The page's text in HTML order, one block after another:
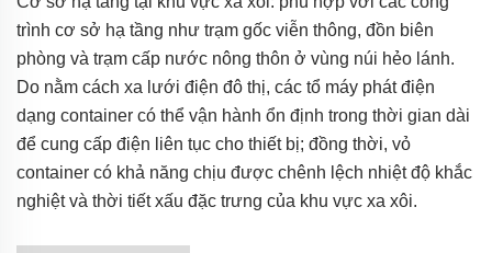
trình cơ sở hạ tầng như trạm gốc viễn thông, đồn biên
phòng và trạm cấp nước nông thôn ở vùng núi hẻo lánh.
Do nằm cách xa lưới điện đô thị, các tổ máy phát điện
dạng container có thể vận hành ổn định trong thời gian dài
để cung cấp điện liên tục cho thiết bị; đồng thời, vỏ
container có khả năng chịu được chênh lệch nhiệt độ khắc
nghiệt và thời tiết xấu đặc trưng của khu vực xa xôi.